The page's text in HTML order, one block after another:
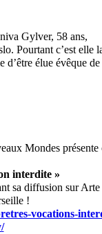
Gylver, 58 ans,
Pourtant c’est elle
d’être élue évêque
Mondes présente
interdite »
sa diffusion sur Arte
!
vocations-